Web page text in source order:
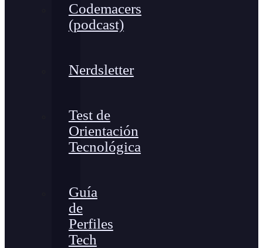
Codemacers
(podcast)
Nerdsletter
Test de
Orientación
Tecnológica
Guía
de
Perfiles
Tech